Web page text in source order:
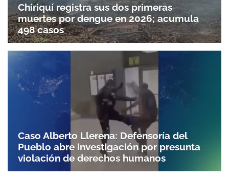
Gracias por suscribirte a nuestro boletín.
ACEPTAR
Chiriquí registra sus dos primeras
muertes por dengue en 2026; acumula
498 casos
Caso Alberto Llerena: Defensoría del
Pueblo abre investigación por presunta
violación de derechos humanos